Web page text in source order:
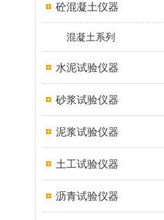
砼混凝土仪器
混凝土系列
水泥试验仪器
砂浆试验仪器
泥浆试验仪器
土工试验仪器
沥青试验仪器